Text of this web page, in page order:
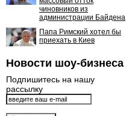
чиновников из
администрации Байдена
Папа Римский хотел бы
приехать в Киев
Новости шоу-бизнеса
Подпишитесь на нашу
рассылку